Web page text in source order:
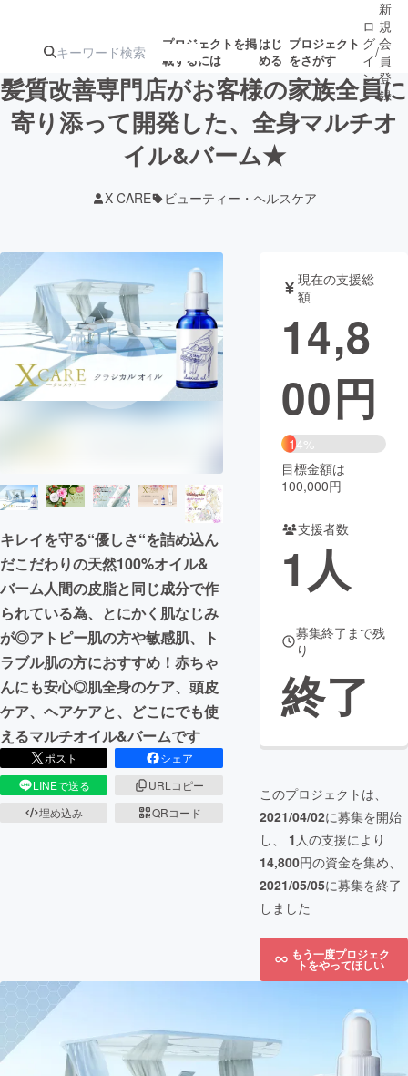
プロジェクトを掲
載するには
はじ
める
プロジェクト
をさがす
注目のリ 注目の新着プロ募集終了が近いプ
テクノロジー・ガジェット
映像・映画 書籍・雑誌
ビジネス・起業 チャレンジ
CAMPFIRE for Social Good
CAMPFIRE Creation
CAMPFIREふるさと納税machi-ya コミュニティ
ロ
グ
イ
ン
/
新
規
会
員
登
録
髪質改善専門店がお客様の家族全員に
寄り添って開発した、全身マルチオ
イル&バーム★
X CARE ビューティー・ヘルスケア
キレイを守る“優しさ“を詰め込ん
だこだわりの天然100%オイル&
バーム人間の皮脂と同じ成分で作
られている為、とにかく肌なじみ
が◎アトピー肌の方や敏感肌、ト
ラブル肌の方におすすめ！赤ちゃ
んにも安心◎肌全身のケア、頭皮
ケア、ヘアケアと、どこにでも使
えるマルチオイル&バームです
ポスト
シェア
LINEで送る
URLコピー
埋め込み
QRコード
現在の支援総
額
14,8
00円
14%
目標金額は
100,000円
支援者数
1人
募集終了まで残
り
終了
このプロジェクトは、
2021/04/02に募集を開始
し、 1 人の支援により
14,800円の資金を集め、
2021/05/05に募集を終了
しました
もう一度プロジェク
トをやってほしい